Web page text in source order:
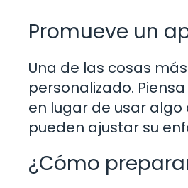
Promueve un
Una de las cosas
personalizado.
en lugar de usar
pueden ajustar su
¿Cómo